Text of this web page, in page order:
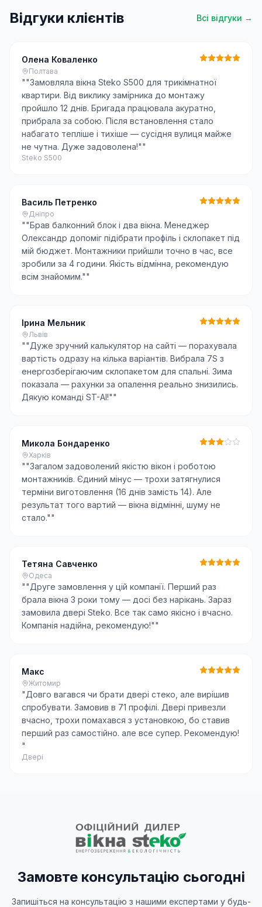
Відгуки клієнтів Всі відгуки →
Олена Коваленко
Полтава
""Замовляла вікна Steko S500 для трикімнатної
квартири. Від виклику замірника до монтажу
пройшло 12 днів. Бригада працювала акуратно,
прибрала за собою. Після встановлення стало
набагато тепліше і тихіше — сусідня вулиця майже
не чутна. Дуже задоволена!""
Steko S500
Василь Петренко
Дніпро
""Брав балконний блок і два вікна. Менеджер
Олександр допоміг підібрати профіль і склопакет під
мій бюджет. Монтажники прийшли точно в час, все
зробили за 4 години. Якість відмінна, рекомендую
всім знайомим.""
Ірина Мельник
Львів
""Дуже зручний калькулятор на сайті — порахувала
вартість одразу на кілька варіантів. Вибрала 7S з
енергозберігаючим склопакетом для спальні. Зима
показала — рахунки за опалення реально знизились.
Дякую команді ST-AI!""
Микола Бондаренко
Харків
""Загалом задоволений якістю вікон і роботою
монтажників. Єдиний мінус — трохи затягнулися
терміни виготовлення (16 днів замість 14). Але
результат того вартий — вікна відмінні, шуму не
стало.""
Тетяна Савченко
Одеса
""Друге замовлення у цій компанії. Перший раз
брала вікна 3 роки тому — досі без нарікань. Зараз
замовила двері Steko. Все так само якісно і вчасно.
Компанія надійна, рекомендую!""
Макс
Житомир
"Довго вагався чи брати двері стеко, але вирішив
спробувати. Замовив в 71 профілі. Двері привезли
вчасно, трохи помахався з установкою, бо ставив
перший раз самостійно. але все супер. Рекомендую!
"
Двері
Замовте консультацію сьогодні
Запишіться на консультацію з нашими експертами у будь-